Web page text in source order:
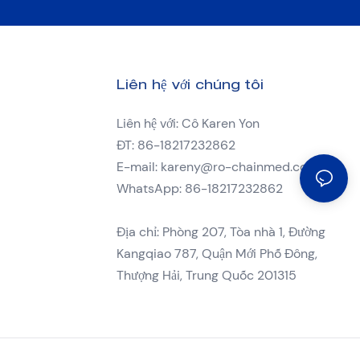
Liên hệ với chúng tôi
Liên hệ với: Cô Karen Yon
ĐT: 86-18217232862
E-mail: kareny@ro-chainmed.com
WhatsApp: 86-18217232862
Địa chỉ: Phòng 207, Tòa nhà 1, Đường
Kangqiao 787, Quận Mới Phố Đông,
Thượng Hải, Trung Quốc 201315